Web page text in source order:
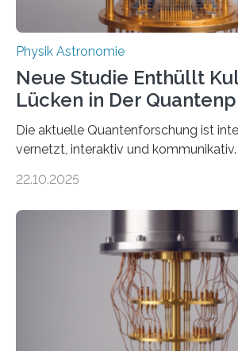
Physik Astronomie
Neue Studie Enthüllt
Lücken in Der
Die aktuelle Quantenforschung ist
vernetzt, interaktiv und kommunikativ.
oft von Autor*innen, die eng
werden schnell weiterentwickelt. Dies
der Forschung der Quantentheorie,
Jahre alt geworden ist, weshalb die
Internationalen Jahr der
technologie ausgerufen hat. Doch nun
internationale Forschungsgruppe um
22.10.2025